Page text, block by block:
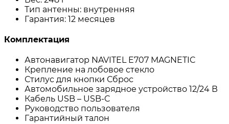
Тип антенны: внутренняя
Гарантия: 12 месяцев
Комплектация
Автонавигатор NAVITEL E707 MAGNETIC
Крепление на лобовое стекло
Стилус для кнопки Сброс
Автомобильное зарядное устройство 12/24 В
Кабель USB – USB-C
Руководство пользователя
Гарантийный талон